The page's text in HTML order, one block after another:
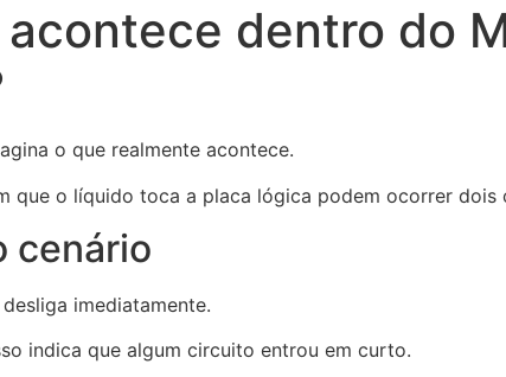
acontece dentro do
o que realmente acontece.
que o líquido toca a placa lógica podem ocorrer dois
cenário
imediatamente.
indica que algum circuito entrou em curto.